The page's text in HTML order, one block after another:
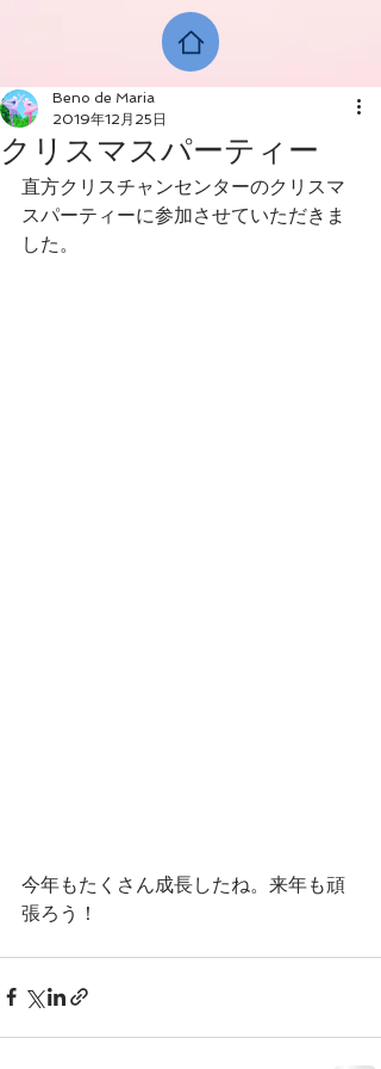
クリスマスパーティー
Beno de Maria
2019年12月25日
直方クリスチャンセンターのクリスマ
スパーティーに参加させていただきま
した。
今年もたくさん成長したね。来年も頑
張ろう！